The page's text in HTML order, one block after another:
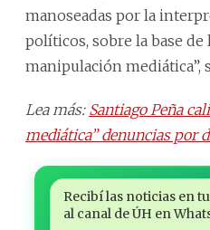
manoseadas por la
políticos, sobre la base
manipulación mediática”,
Lea más: Santiago Peña
mediática” denuncias por
Recibí las noticias en
al canal de ÚH en